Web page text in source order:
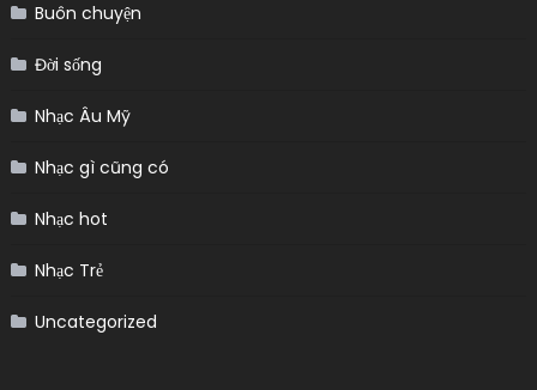
Buôn chuyện
Đời sống
Nhạc Âu Mỹ
Nhạc gì cũng có
Nhạc hot
Nhạc Trẻ
Uncategorized